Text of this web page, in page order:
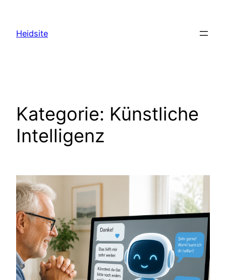
springen
Heidsite
Kategorie: Künstliche
Intelligenz